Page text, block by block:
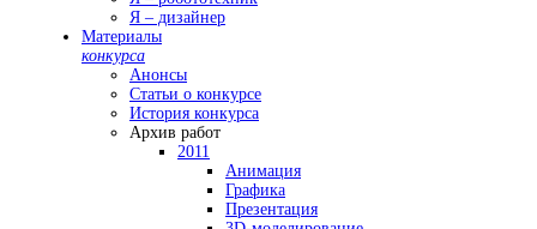
Я – дизайнер
Материалы
конкурса
Анонсы
Статьи о конкурсе
История конкурса
Архив работ
2011
Анимация
Графика
Презентация